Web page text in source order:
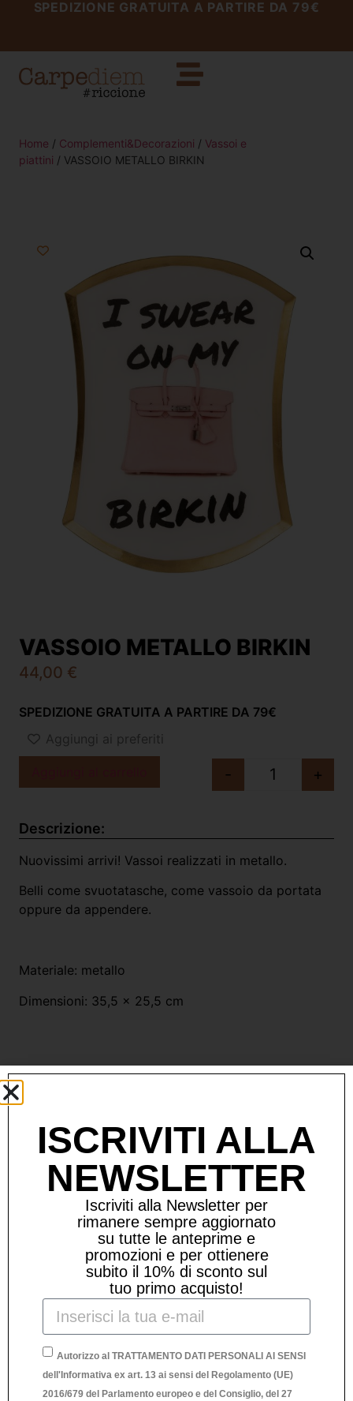
SPEDIZIONE GRATUITA A PARTIRE DA 79€
Home / Complementi&Decorazioni / Vassoi e
piattini / VASSOIO METALLO BIRKIN
VASSOIO METALLO BIRKIN
44,00 €
SPEDIZIONE GRATUITA A PARTIRE DA 79€
Aggiungi ai preferiti
- +
Descrizione:
Nuovissimi arrivi! Vassoi realizzati in metallo.
Belli come svuotatasche, come vassoio da portata
oppure da appendere.
Materiale: metallo
Dimensioni: 35,5 x 25,5 cm
ISCRIVITI ALLA
NEWSLETTER
Iscriviti alla Newsletter per
rimanere sempre aggiornato
su tutte le anteprime e
promozioni e per ottienere
subito il 10% di sconto sul
tuo primo acquisto!
Autorizzo al TRATTAMENTO DATI PERSONALI AI SENSI
dell'Informativa ex art. 13 ai sensi del Regolamento (UE)
2016/679 del Parlamento europeo e del Consiglio, del 27